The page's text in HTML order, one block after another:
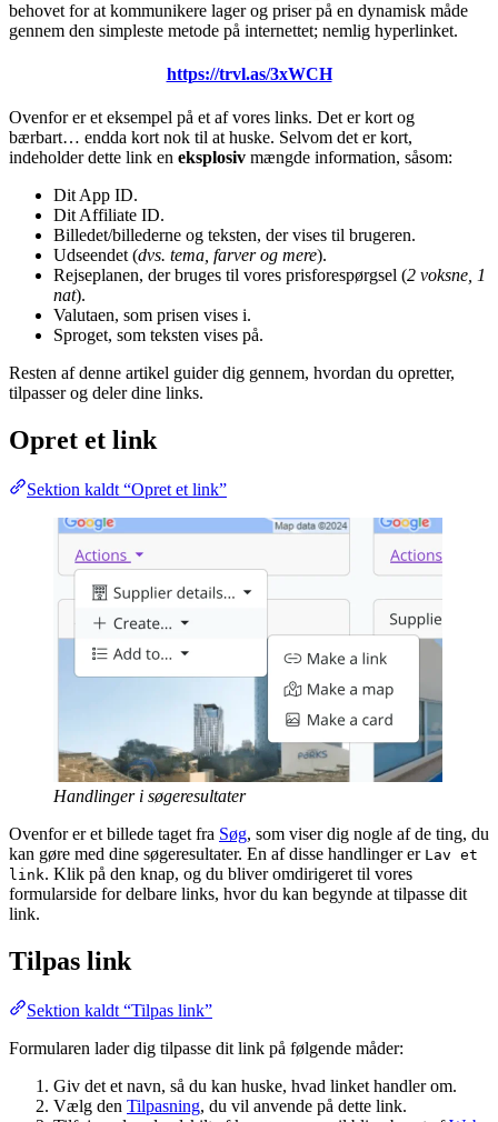
behovet for at kommunikere lager og priser på en dynamisk måde
gennem den simpleste metode på internettet; nemlig hyperlinket.
https://trvl.as/3xWCH
Ovenfor er et eksempel på et af vores links. Det er kort og
bærbart… endda kort nok til at huske. Selvom det er kort,
indeholder dette link en eksplosiv mængde information, såsom:
Dit App ID.
Dit Affiliate ID.
Billedet/billederne og teksten, der vises til brugeren.
Udseendet (dvs. tema, farver og mere).
Rejseplanen, der bruges til vores prisforespørgsel (2 voksne, 1
nat).
Valutaen, som prisen vises i.
Sproget, som teksten vises på.
Resten af denne artikel guider dig gennem, hvordan du opretter,
tilpasser og deler dine links.
Opret et link
Sektion kaldt “Opret et link”
Handlinger i søgeresultater
Ovenfor er et billede taget fra Søg, som viser dig nogle af de ting, du
kan gøre med dine søgeresultater. En af disse handlinger er Lav et
link. Klik på den knap, og du bliver omdirigeret til vores
formularside for delbare links, hvor du kan begynde at tilpasse dit
link.
Tilpas link
Sektion kaldt “Tilpas link”
Formularen lader dig tilpasse dit link på følgende måder:
Giv det et navn, så du kan huske, hvad linket handler om.
Vælg den Tilpasning, du vil anvende på dette link.